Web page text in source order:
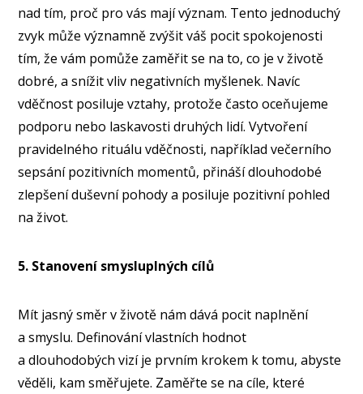
nad tím, proč pro vás mají význam. Tento jednoduchý
zvyk může významně zvýšit váš pocit spokojenosti
tím, že vám pomůže zaměřit se na to, co je v životě
dobré, a snížit vliv negativních myšlenek. Navíc
vděčnost posiluje vztahy, protože často oceňujeme
podporu nebo laskavosti druhých lidí. Vytvoření
pravidelného rituálu vděčnosti, například večerního
sepsání pozitivních momentů, přináší dlouhodobé
zlepšení duševní pohody a posiluje pozitivní pohled
na život.
5. Stanovení smysluplných cílů
Mít jasný směr v životě nám dává pocit naplnění
a smyslu. Definování vlastních hodnot
a dlouhodobých vizí je prvním krokem k tomu, abyste
věděli, kam směřujete. Zaměřte se na cíle, které